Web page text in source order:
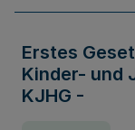
Erstes
Kinder- und
KJHG -